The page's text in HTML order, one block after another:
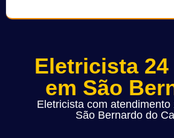
Eletricista 24
em São
Eletricista com atendimento
São Bernardo do